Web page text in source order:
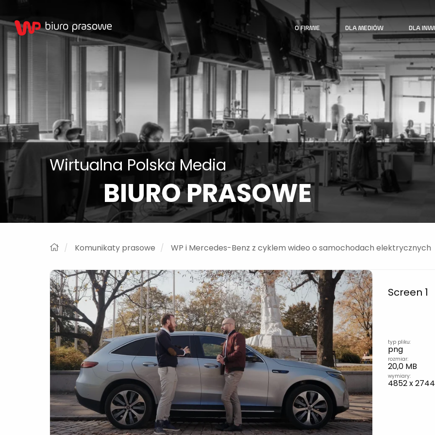
O FIRMIE DLA MEDIÓW DLA
Wirtualna Polska Media
BIURO PRASOWE
Komunikaty prasowe WP i Mercedes-Benz z cyklem wideo o samochodach elektrycznych
Screen 1
typ pliku:
png
rozmiar:
20,0 MB
wymiary:
4852 x